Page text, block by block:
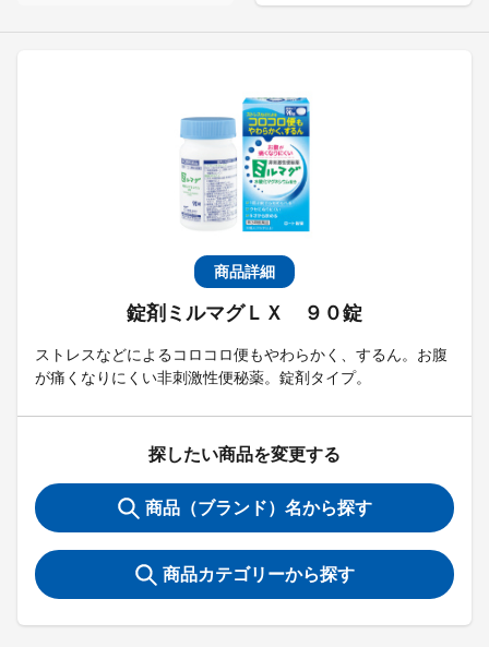
商品詳細
錠剤ミルマグＬＸ ９０錠
ストレスなどによるコロコロ便もやわらかく、するん。お腹
が痛くなりにくい非刺激性便秘薬。錠剤タイプ。
探したい商品を変更する
商品（ブランド）名から探す
商品カテゴリーから探す